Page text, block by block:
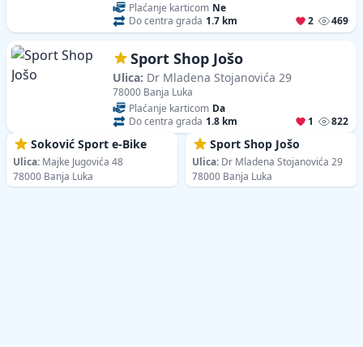
Plaćanje karticom Ne
Do centra grada 1.7 km 2 469
Sport Shop Jošo
Ulica: Dr Mladena Stojanovića 29
78000 Banja Luka
Plaćanje karticom Da
Do centra grada 1.8 km 1 822
Soković Sport e-Bike
Ulica: Majke Jugovića 48
78000 Banja Luka
Sport Shop Jošo
Ulica: Dr Mladena Stojanovića 29
78000 Banja Luka